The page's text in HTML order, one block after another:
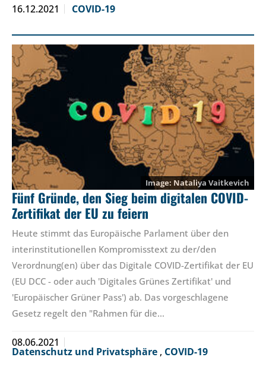
16.12.2021 COVID-19
Nataliya Vaitkevich
Fünf Gründe, den Sieg beim digitalen COVID-
Zertifikat der EU zu feiern
Heute stimmt das Europäische Parlament über den
interinstitutionellen Kompromisstext zu der/den
Verordnung(en) über das Digitale COVID-Zertifikat der EU
(EU DCC - oder auch 'Digitales Grünes Zertifikat' und
'Europäischer Grüner Pass') ab. Das vorgeschlagene
Gesetz regelt den "Rahmen für die…
08.06.2021
Datenschutz und Privatsphäre , COVID-19